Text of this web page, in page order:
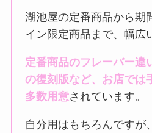
湖池屋の定番商品から期
イン限定商品まで、幅広
定番商品のフレーバー違
の復刻版など、お店では
多数用意されています。
自分用はもちろんですが